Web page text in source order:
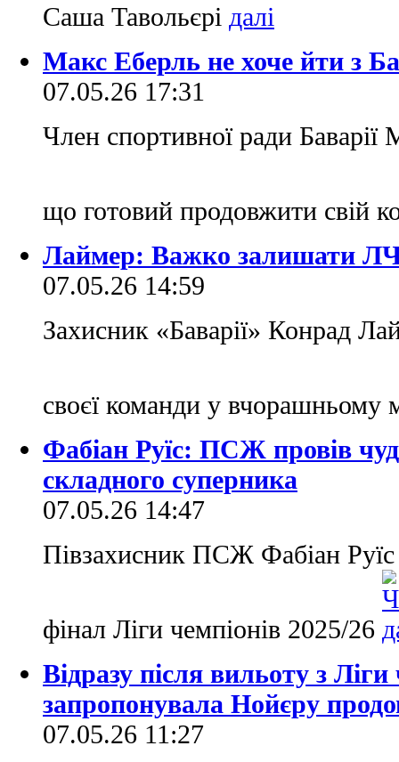
Саша Тавольєрі
Макс Еберль не хоче йти з
07.05.26 17:31
Член спортивної ради Баварії
що готовий продовжити свій
Лаймер: Важко залишати ЛЧ
07.05.26 14:59
Захисник «Баварії» Конрад
своєї команди у
Фабіан Руїс: ПСЖ провів
складного суперника
07.05.26 14:47
Півзахисник ПСЖ Фабіан
фінал Ліги чемпіонів 2025/26
Відразу після вильоту з
запропонувала Нойєру
07.05.26 11:27